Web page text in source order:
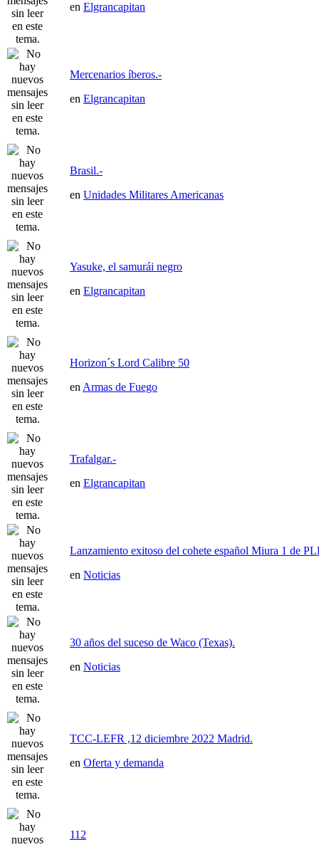
en Elgrancapitan
Mercenarios íberos.-
en Elgrancapitan
Brasil.-
en Unidades Militares Americanas
Yasuke, el samurái negro
en Elgrancapitan
Horizon´s Lord Calibre 50
en Armas de Fuego
Trafalgar.-
en Elgrancapitan
Lanzamiento exitoso del cohete español Miura 1 de
en Noticias
30 años del suceso de Waco (Texas).
en Noticias
TCC-LEFR ,12 diciembre 2022 Madrid.
en Oferta y demanda
112